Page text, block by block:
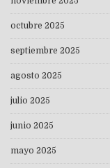
octubre 2025
septiembre 2025
agosto 2025
julio 2025
junio 2025
mayo 2025